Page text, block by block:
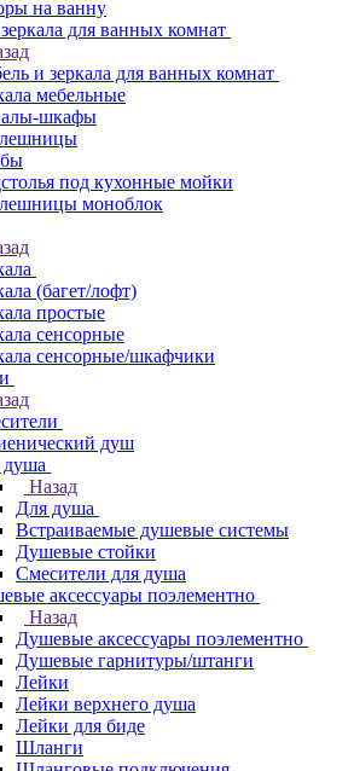
на ванну
для ванных комнат
и зеркала для ванных комнат
мебельные
шкафы
под кухонные мойки
моноблок
(багет/лофт)
простые
сенсорные
сенсорные/шкафчики
душ
душа
Назад
Для душа
Встраиваемые душевые системы
Душевые стойки
Смесители для душа
аксессуары поэлементно
Назад
Душевые аксессуары поэлементно
Душевые гарнитуры/штанги
Лейки
Лейки верхнего душа
Лейки для биде
Шланги